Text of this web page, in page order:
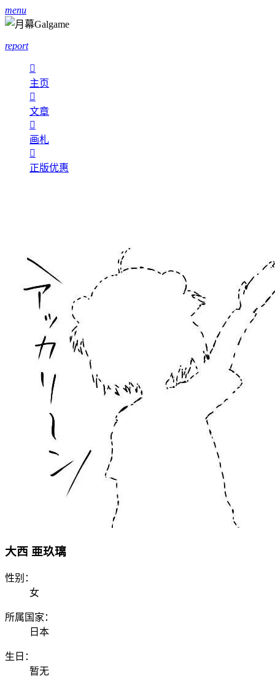
menu
report

主页

文章

画札

正版优惠
大西 亜玖璃
性别：
女
所属国家：
日本
生日：
暂无